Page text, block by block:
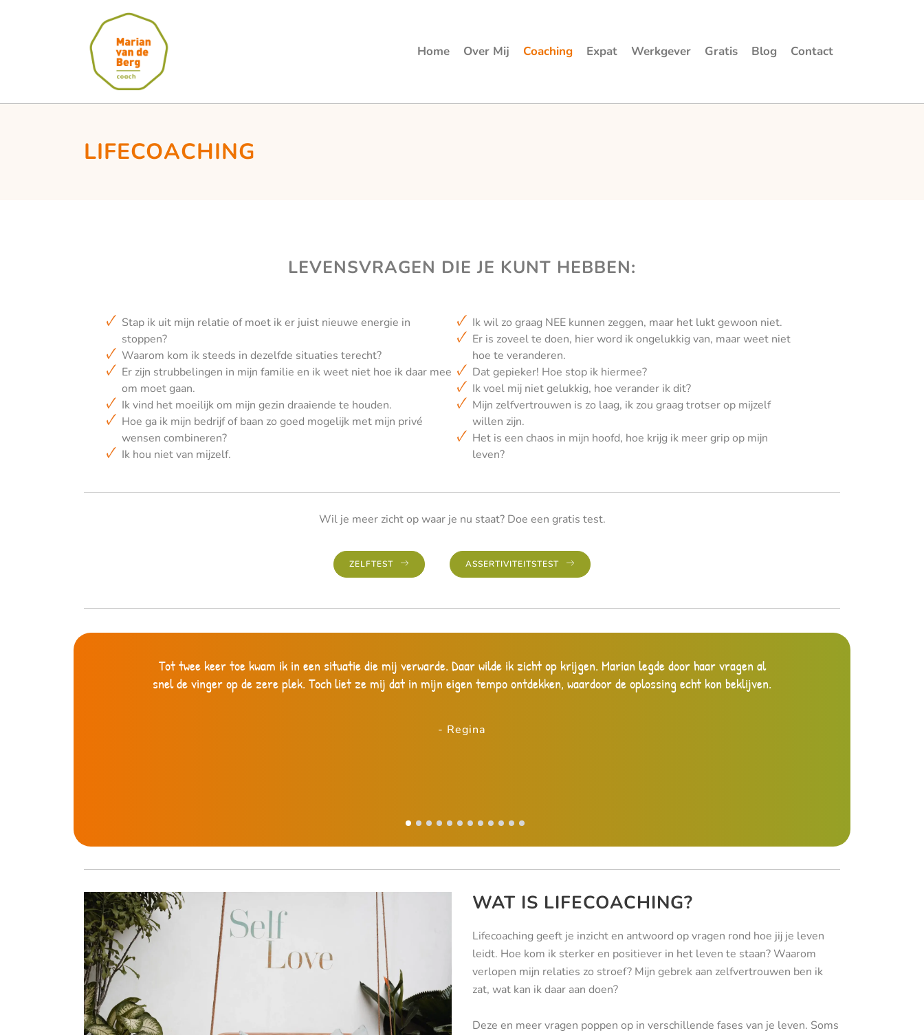
Home Over Mij Coaching Expat Werkgever Gratis Blog Contact
LIFECOACHING
LEVENSVRAGEN DIE JE KUNT HEBBEN:
Stap ik uit mijn relatie of moet ik er juist nieuwe energie in
stoppen?
Waarom kom ik steeds in dezelfde situaties terecht?
Er zijn strubbelingen in mijn familie en ik weet niet hoe ik daar mee
om moet gaan.
Ik vind het moeilijk om mijn gezin draaiende te houden.
Hoe ga ik mijn bedrijf of baan zo goed mogelijk met mijn privé
wensen combineren?
Ik hou niet van mijzelf.
Ik wil zo graag NEE kunnen zeggen, maar het lukt gewoon niet.
Er is zoveel te doen, hier word ik ongelukkig van, maar weet niet
hoe te veranderen.
Dat gepieker! Hoe stop ik hiermee?
Ik voel mij niet gelukkig, hoe verander ik dit?
Mijn zelfvertrouwen is zo laag, ik zou graag trotser op mijzelf
willen zijn.
Het is een chaos in mijn hoofd, hoe krijg ik meer grip op mijn
leven?
Wil je meer zicht op waar je nu staat? Doe een gratis test.
ZELFTEST ASSERTIVITEITSTEST
Tot twee keer toe kwam ik in een situatie die mij verwarde. Daar wilde ik zicht op krijgen. Marian legde door haar vragen al
snel de vinger op de zere plek. Toch liet ze mij dat in mijn eigen tempo ontdekken, waardoor de oplossing echt kon beklijven.
- Regina
WAT IS LIFECOACHING?
Lifecoaching geeft je inzicht en antwoord op vragen rond hoe jij je leven
leidt. Hoe kom ik sterker en positiever in het leven te staan? Waarom
verlopen mijn relaties zo stroef? Mijn gebrek aan zelfvertrouwen ben ik
zat, wat kan ik daar aan doen?
Deze en meer vragen poppen op in verschillende fases van je leven. Soms